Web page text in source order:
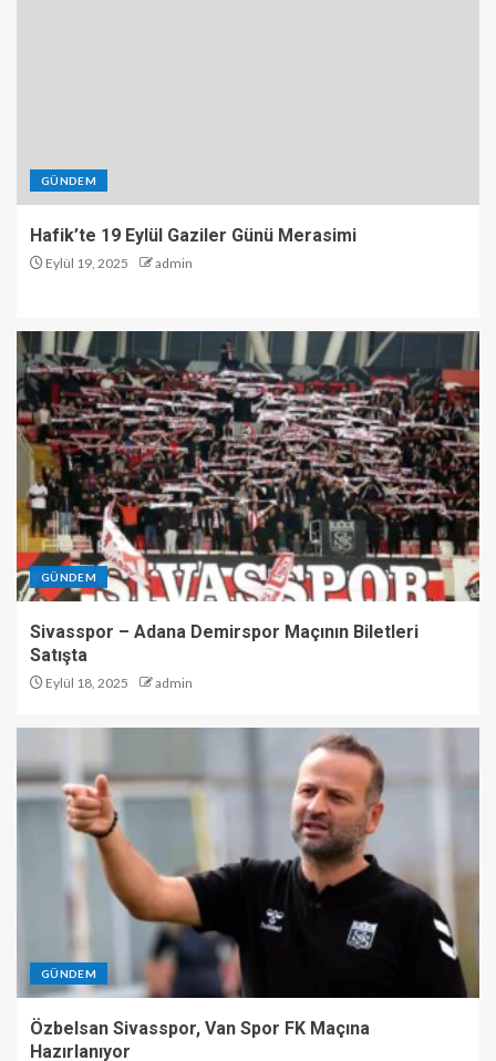
GÜNDEM
Hafik’te 19 Eylül Gaziler Günü Merasimi
Eylül 19, 2025 admin
GÜNDEM
Sivasspor – Adana Demirspor Maçının Biletleri
Satışta
Eylül 18, 2025 admin
GÜNDEM
Özbelsan Sivasspor, Van Spor FK Maçına
Hazırlanıyor